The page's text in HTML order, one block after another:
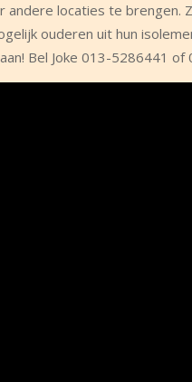
locaties te brengen.
ouderen uit hun
Bel Joke 013-5286441